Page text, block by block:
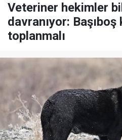
Veteriner hekimler
davranıyor:
toplanmalı